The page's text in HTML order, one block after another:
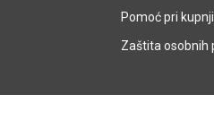
Pomoć pri kupnji
Zaštita osobnih